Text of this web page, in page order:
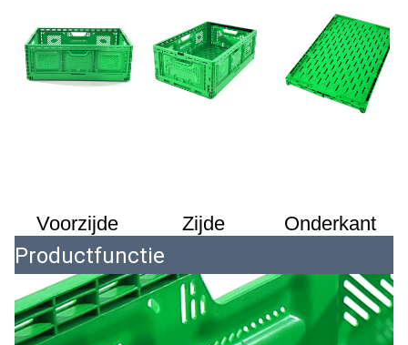
Voorzijde Zijde Onderkant
Productfunctie